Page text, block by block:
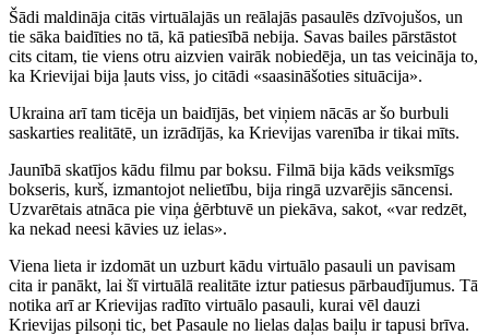
Šādi maldināja citās virtuālajās un reālajās pasaulēs dzīvojušos, un
tie sāka baidīties no tā, kā patiesībā nebija. Savas bailes pārstāstot
cits citam, tie viens otru aizvien vairāk nobiedēja, un tas veicināja to,
ka Krievijai bija ļauts viss, jo citādi «saasināšoties situācija».
Ukraina arī tam ticēja un baidījās, bet viņiem nācās ar šo burbuli
saskarties realitātē, un izrādījās, ka Krievijas varenība ir tikai mīts.
Jaunībā skatījos kādu filmu par boksu. Filmā bija kāds veiksmīgs
bokseris, kurš, izmantojot nelietību, bija ringā uzvarējis sāncensi.
Uzvarētais atnāca pie viņa ģērbtuvē un piekāva, sakot, «var redzēt,
ka nekad neesi kāvies uz ielas».
Viena lieta ir izdomāt un uzburt kādu virtuālo pasauli un pavisam
cita ir panākt, lai šī virtuālā realitāte iztur patiesus pārbaudījumus. Tā
notika arī ar Krievijas radīto virtuālo pasauli, kurai vēl dauzi
Krievijas pilsoņi tic, bet Pasaule no lielas daļas baiļu ir tapusi brīva.